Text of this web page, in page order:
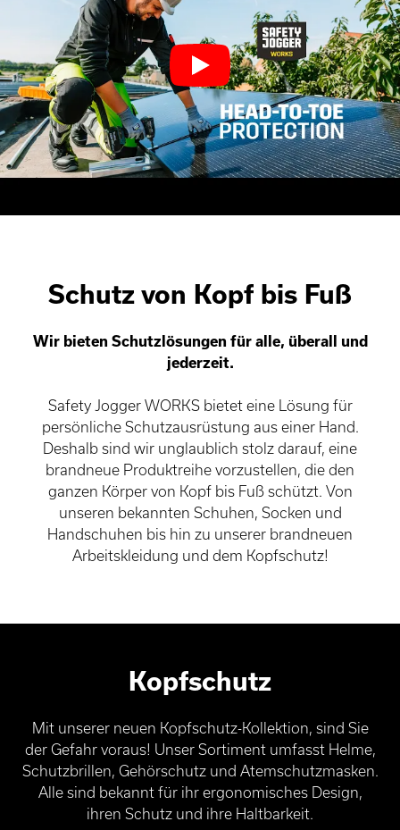
Schutz von Kopf bis Fuß
Wir bieten Schutzlösungen für alle, überall und
jederzeit.
Safety Jogger WORKS bietet eine Lösung für
persönliche Schutzausrüstung aus einer Hand.
Deshalb sind wir unglaublich stolz darauf, eine
brandneue Produktreihe vorzustellen, die den
ganzen Körper von Kopf bis Fuß schützt. Von
unseren bekannten Schuhen, Socken und
Handschuhen bis hin zu unserer brandneuen
Arbeitskleidung und dem Kopfschutz!
Kopfschutz
Mit unserer neuen Kopfschutz-Kollektion, sind Sie
der Gefahr voraus! Unser Sortiment umfasst Helme,
Schutzbrillen, Gehörschutz und Atemschutzmasken.
Alle sind bekannt für ihr ergonomisches Design,
ihren Schutz und ihre Haltbarkeit.